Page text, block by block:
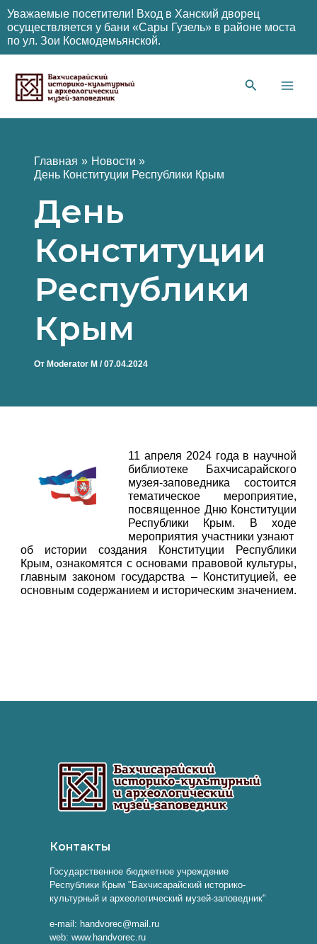
Уважаемые посетители! Вход в Ханский дворец
осуществляется у бани «Сары Гузель» в районе моста
по ул. Зои Космодемьянской.
содержимому
Главная
Новости
День Конституции Республики Крым
День
Конституции
Республики
Крым
От Moderator M /07.04.2024
11 апреля 2024 года в научной
библиотеке Бахчисарайского
музея-заповедника состоится
тематическое мероприятие,
посвященное Дню Конституции
Республики Крым. В ходе
мероприятия участники узнают
об истории создания Конституции Республики
Крым, ознакомятся с основами правовой культуры,
главным законом государства – Конституцией, ее
основным содержанием и историческим значением.
Контакты
Государственное бюджетное учреждение
Республики Крым "Бахчисарайский историко-
культурный и археологический музей-заповедник"
e-mail: handvorec@mail.ru
web: www.handvorec.ru